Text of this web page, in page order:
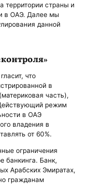
территории страны и
в ОАЭ. Далее мы
данной
что
в
часть),
режим
в ОАЭ
владения в
от 60%.
ограничения
банкинга. Банк,
Арабских Эмиратах,
гражданам